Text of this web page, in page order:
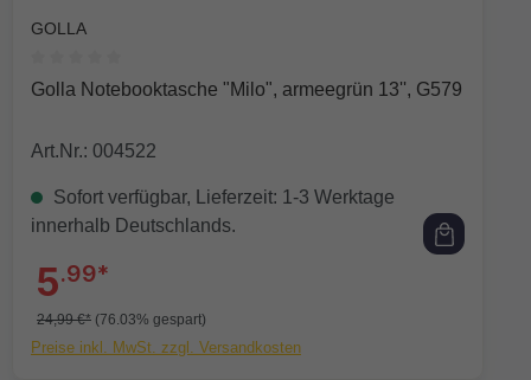
GOLLA
Durchschnittliche Bewertung von 0 von 5 Sternen
Golla Notebooktasche "Milo", armeegrün 13'', G579
Art.Nr.: 004522
Sofort verfügbar, Lieferzeit: 1-3 Werktage
innerhalb Deutschlands.
5.99*
24,99 €* (76.03% gespart)
Preise inkl. MwSt. zzgl. Versandkosten